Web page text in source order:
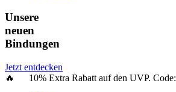
Unsere
neuen
Bindungen
Jetzt entdecken
🔥 10% Extra Rabatt auf den UVP. Code: